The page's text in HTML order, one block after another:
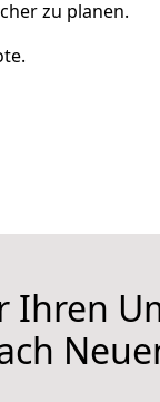
zu planen.
Ihren